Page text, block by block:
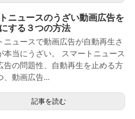
ニュースのうざい動画広告を
する３つの方法
ニュースで動画広告が自動再生さ
本当にうざい。 スマートニュース
告の問題性、自動再生を止める方
、動画広告...
記事を読む